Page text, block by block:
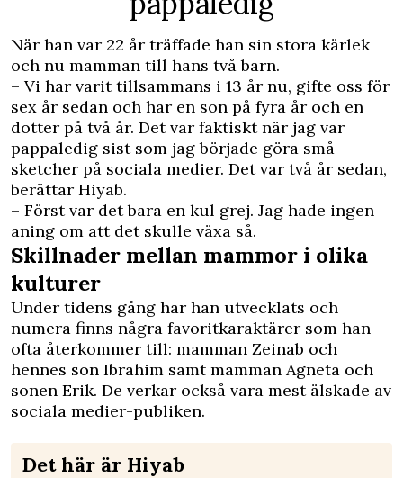
När han var 22 år träffade han sin stora kärlek
och nu mamman till hans två barn.
– Vi har varit tillsammans i 13 år nu, gifte oss för
sex år sedan och har en son på fyra år och en
dotter på två år. Det var faktiskt när jag var
pappaledig sist som jag började göra små
sketcher på sociala medier. Det var två år sedan,
berättar Hiyab.
– Först var det bara en kul grej. Jag hade ingen
aning om att det skulle växa så.
Skillnader mellan mammor i olika
kulturer
Under tidens gång har han utvecklats och
numera finns några favoritkaraktärer som han
ofta återkommer till: mamman Zeinab och
hennes son Ibrahim samt mamman Agneta och
sonen Erik. De verkar också vara mest älskade av
sociala medier-­publiken.
Det här är Hiyab